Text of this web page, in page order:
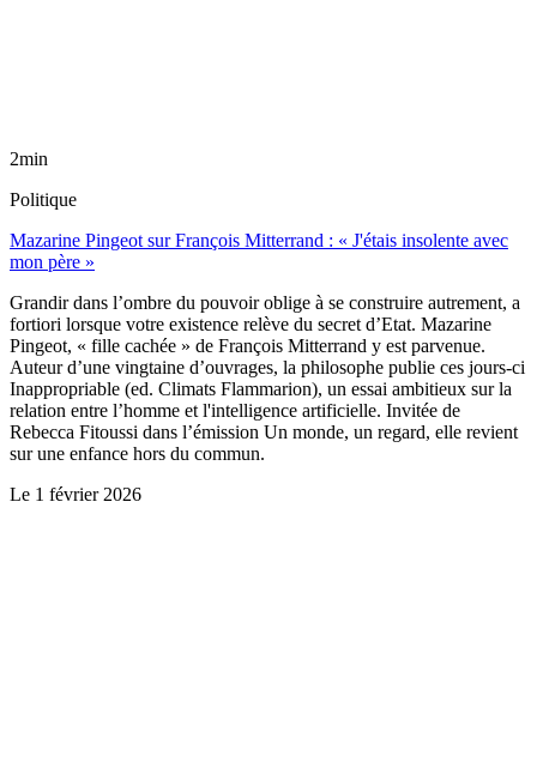
2min
Politique
Mazarine Pingeot sur François Mitterrand : « J'étais insolente avec
mon père »
Grandir dans l’ombre du pouvoir oblige à se construire autrement, a
fortiori lorsque votre existence relève du secret d’Etat. Mazarine
Pingeot, « fille cachée » de François Mitterrand y est parvenue.
Auteur d’une vingtaine d’ouvrages, la philosophe publie ces jours-ci
Inappropriable (ed. Climats Flammarion), un essai ambitieux sur la
relation entre l’homme et l'intelligence artificielle. Invitée de
Rebecca Fitoussi dans l’émission Un monde, un regard, elle revient
sur une enfance hors du commun.
Le 1 février 2026